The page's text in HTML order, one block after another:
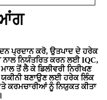
ਪ੍ਰਦਾਨ ਕਰੋ, ਉਤਪਾਦ ਦੇ ਹਰੇਕ
ਨਾਲ ਨਿਯੰਤਰਿਤ ਕਰਨ ਲਈ IQC,
ਤੋਂ ਲੈ ਕੇ ਡਿਲੀਵਰੀ ਨਿਰੀਖਣ
ਬਣਾਉਣ ਲਈ ਹਰੇਕ ਲਿੰਕ
ਕਰਮਚਾਰੀਆਂ ਨੂੰ ਨਿਯੁਕਤ ਕੀਤਾ